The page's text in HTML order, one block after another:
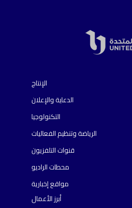
الإنتاج
الدعاية والإعلان
التكنولوجيا
الرياضة وتنظيم الفعاليات
قنوات التلفزيون
محطات الراديو
مواقع إخبارية
أبرز الأعمال